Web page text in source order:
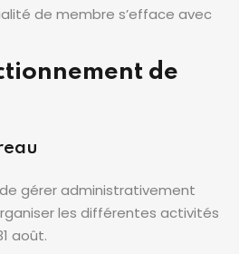
de membre s’efface avec
de
gérer administrativement
les différentes activités
août.